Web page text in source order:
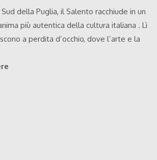
della Puglia, il Salento racchiude in un
più autentica della cultura italiana . Lì
a perdita d’occhio, dove l’arte e la